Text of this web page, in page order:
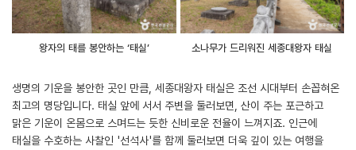
왕자의 태를 봉안하는 ‘태실’ 소나무가 드리워진 세종대왕자 태실
생명의 기운을 봉안한 곳인 만큼, 세종대왕자 태실은 조선 시대부터 손꼽혀온
최고의 명당입니다. 태실 앞에 서서 주변을 둘러보면, 산이 주는 포근하고
맑은 기운이 온몸으로 스며드는 듯한 신비로운 전율이 느껴지죠. 인근에
태실을 수호하는 사찰인 '선석사'를 함께 둘러보면 더욱 깊이 있는 여행을